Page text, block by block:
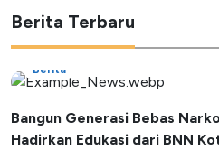
Berita Terbaru
Berita
Bangun Generasi Bebas
Hadirkan Edukasi dari BNN